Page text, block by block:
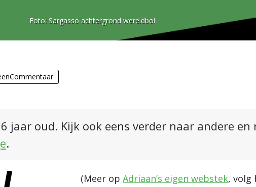
Foto: Sargasso achtergrond wereldbol
jaar oud. Kijk ook eens verder naar andere en
.
(Meer op Adriaan’s eigen webstek, volg